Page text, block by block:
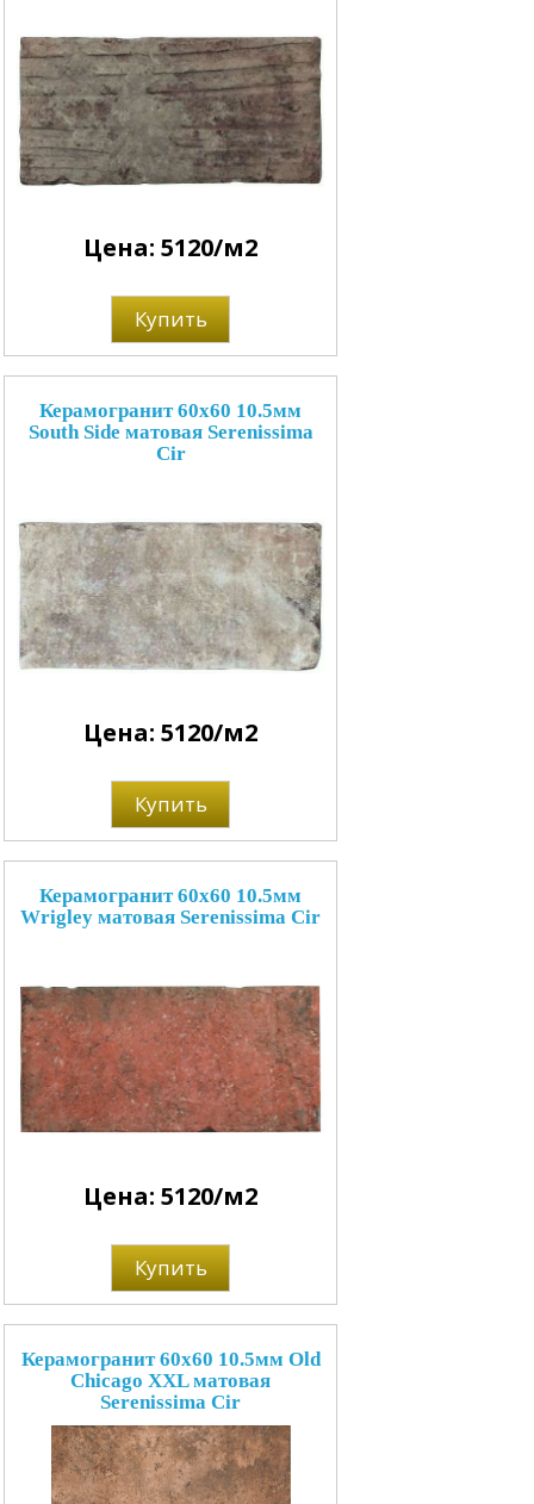
Цена: 5120/м2
Купить
Керамогранит 60x60 10.5мм
South Side матовая Serenissima
Cir
Цена: 5120/м2
Купить
Керамогранит 60x60 10.5мм
Wrigley матовая Serenissima Cir
Цена: 5120/м2
Купить
Керамогранит 60x60 10.5мм Old
Chicago XXL матовая
Serenissima Cir